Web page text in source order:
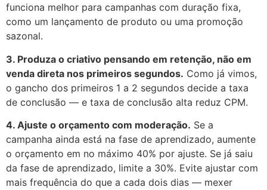
funciona melhor para campanhas com duração fixa,
como um lançamento de produto ou uma promoção
sazonal.
3. Produza o criativo pensando em retenção, não em
venda direta nos primeiros segundos. Como já vimos,
o gancho dos primeiros 1 a 2 segundos decide a taxa
de conclusão — e taxa de conclusão alta reduz CPM.
4. Ajuste o orçamento com moderação. Se a
campanha ainda está na fase de aprendizado, aumente
o orçamento em no máximo 40% por ajuste. Se já saiu
da fase de aprendizado, limite a 30%. Evite ajustar com
mais frequência do que a cada dois dias — mexer